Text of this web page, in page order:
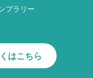
プラリー
はこちら